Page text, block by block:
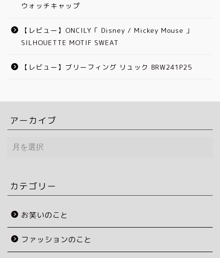
ウォッチキャップ
【レビュー】ONCILY「 Disney / Mickey Mouse 」
SILHOUETTE MOTIF SWEAT
【レビュー】ブリーフィング リュック BRW241P25
アーカイブ
ア
ー
ブ
カテゴリー
お笑いのこと
ファッションのこと